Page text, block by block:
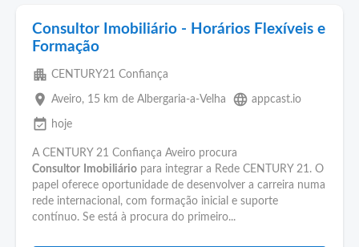
Consultor Imobiliário - Horários Flexíveis e
Formação
apartment CENTURY21 Confiança
place Aveiro, 15 km de Albergaria-a-Velha language appcast.io
event_available hoje
A CENTURY 21 Confiança Aveiro procura
Consultor
Imobiliário para integrar a Rede CENTURY 21. O
papel oferece oportunidade de desenvolver a carreira numa
rede internacional, com formação inicial e suporte
contínuo. Se está à procura do primeiro...